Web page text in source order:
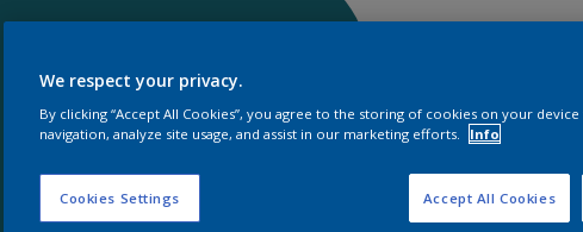
We respect your privacy.
By clicking “Accept All Cookies”, you agree to the storing of cookies on your
navigation, analyze site usage, and assist in our marketing efforts.
Info
Cookies Settings Accept All Cookies